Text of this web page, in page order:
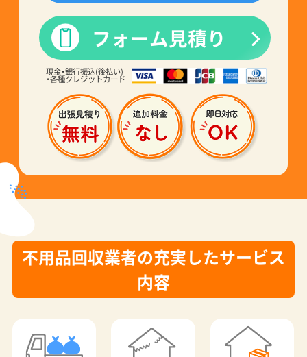
フォーム見積り
現金・銀行振込(後払い)
・各種クレジットカード
不用品回収業者の充実したサービス
内容